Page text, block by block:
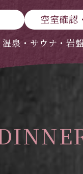
空室確認
温泉・サウナ・岩